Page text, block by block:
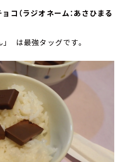
コ（ラジオネーム：あさひまる
」 は最強タッグです。